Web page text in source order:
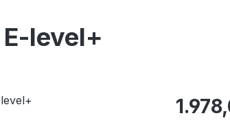
level+
Regulärer